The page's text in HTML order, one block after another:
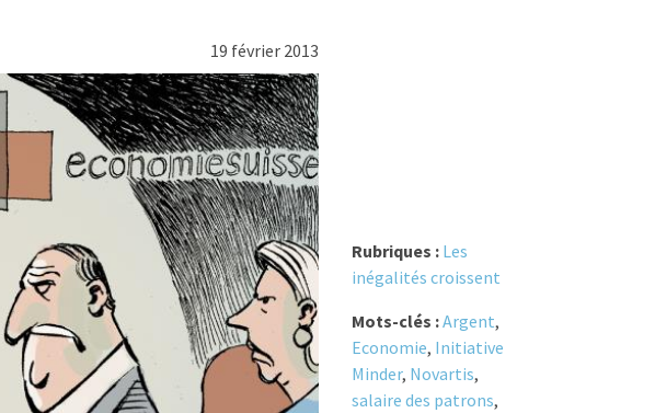
19 février 2013
Rubriques : Les
inégalités croissent
Mots-clés :Argent,
Economie, Initiative
Minder, Novartis,
salaire des patrons,